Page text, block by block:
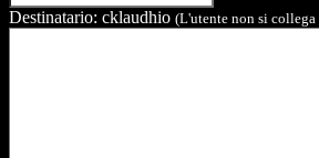
Destinatario: cklaudhio (L'utente non si